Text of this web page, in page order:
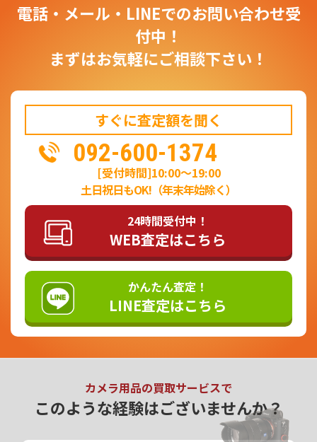
電話・メール・LINEでのお問い合わせ受
付中！
まずはお気軽にご相談下さい！
すぐに査定額を聞く
092-600-1374
[受付時間]10:00～19:00
土日祝日もOK!（年末年始除く）
24時間受付中！
WEB査定はこちら
かんたん査定！
LINE査定はこちら
カメラ用品の買取サービスで
このような経験はございませんか？